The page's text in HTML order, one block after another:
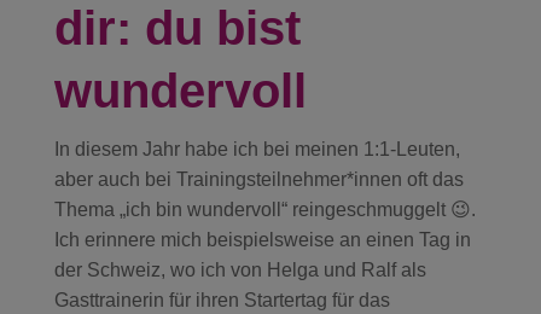
dir: du bist
wundervoll
In diesem Jahr habe ich bei meinen 1:1-Leuten,
aber auch bei Trainingsteilnehmer*innen oft das
Thema „ich bin wundervoll“ reingeschmuggelt 😉.
Ich erinnere mich beispielsweise an einen Tag in
der Schweiz, wo ich von Helga und Ralf als
Gasttrainerin für ihren Startertag für das